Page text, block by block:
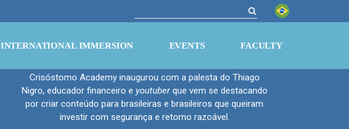
INTERNATIONAL IMMERSION EVENTS FACULTY
Palestra Do Mil Ao
Milhão
Crisóstomo Academy inaugurou com a palesta do Thiago
Nigro, educador financeiro e youtuberque vem se destacando
por criar conteúdo para brasileiras e brasileiros que queiram
investir com segurança e retorno razoável.